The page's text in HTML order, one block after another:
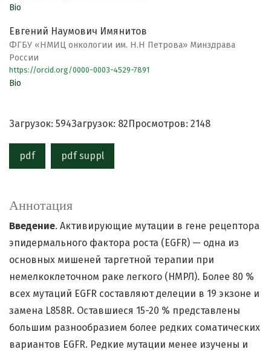
Bio
Евгений Наумович Имянитов
ФГБУ «НМИЦ онкологии им. Н.Н Петрова» Минздрава
России
https://orcid.org/0000-0003-4529-7891
Bio
Загрузок: 594Загрузок: 82 Просмотров: 2148
pdf pdf suppl
Аннотация
Введение. Активирующие мутации в гене рецептора
эпидермального фактора роста (EGFR) — одна из
основных мишеней таргетной терапии при
немелкоклеточном раке легкого (НМРЛ). Более 80 %
всех мутаций EGFR составляют делеции в 19 экзоне и
замена L858R. Оставшиеся 15-20 % представлены
большим разнообразием более редких соматических
вариантов EGFR. Редкие мутации менее изучены и